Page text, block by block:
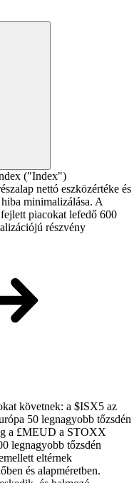
("Index")
nettó eszközértéke és
minimalizálása. A
piacokat lefedő 600
részvény
követnek: a $ISX5 az
50 legnagyobb tőzsdén
a £MEUD a STOXX
legnagyobb tőzsdén
eltérnek
és alapméretben.